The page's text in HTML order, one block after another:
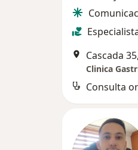
Clinica
Consulta